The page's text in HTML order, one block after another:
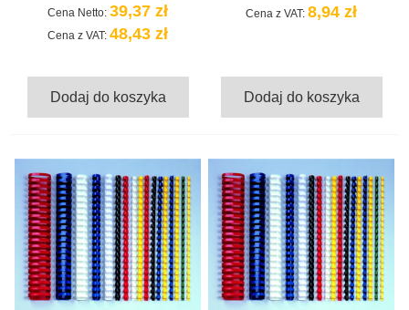
Cena Netto: 39,37 zł
Cena z VAT: 48,43 zł
Dodaj do koszyka
Cena z VAT: 8,94 zł
Dodaj do koszyka